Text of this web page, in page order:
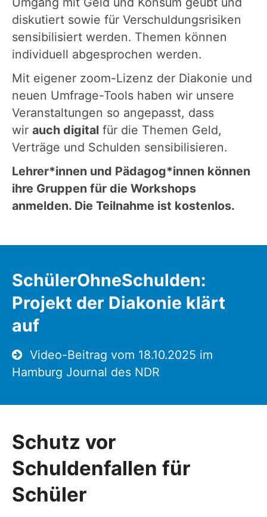
diskutiert sowie für Verschuldungsrisiken
sensibilisiert werden. Themen können
individuell abgesprochen werden.
Mit eigener zoom-Lizenz der Diakonie und
neuen Umfrage-Tools haben wir unsere
Veranstaltungen so angepasst, dass
wir auch digital für die Themen Geld,
Verträge und Schulden sensibilisieren.
Lehrer*innen und Pädagog*innen können
ihre Gruppen für die Workshops
anmelden. Die Teilnahme ist kostenlos.
SchülerOhneSchulden:
Projekt der Diakonie klärt
auf
Video-Beitrag vom 18.10.2025 im
Hamburg Journal des NDR
Schutz vor
Schuldenfallen für
Schüler